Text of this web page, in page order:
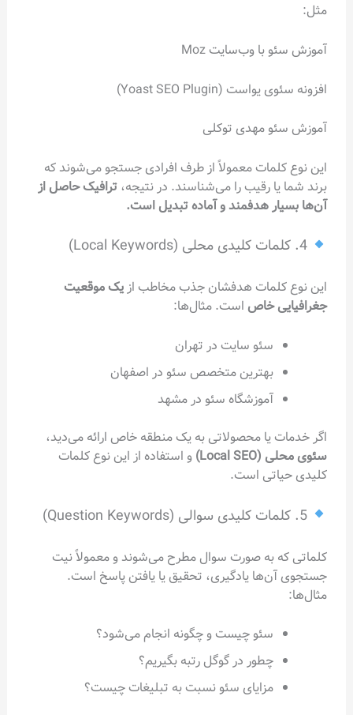
مثل:
آموزش سئو با وب‌سایت Moz
افزونه سئوی یواست (Yoast SEO Plugin)
آموزش سئو مهدی توکلی
این نوع کلمات معمولاً از طرف افرادی جستجو می‌شوند که
برند شما یا رقیب را می‌شناسند. در نتیجه، ترافیک حاصل از
آن‌ها بسیار هدفمند و آماده تبدیل است.
4. کلمات کلیدی محلی (Local Keywords)
این نوع کلمات هدفشان جذب مخاطب ازیک موقعیت
جغرافیایی خاص است. مثال‌ها:
سئو سایت در تهران
بهترین متخصص سئو در اصفهان
آموزشگاه سئو در مشهد
اگر خدمات یا محصولاتی به یک منطقه خاص ارائه می‌دید،
سئوی محلی (Local SEO)
و استفاده از این نوع کلمات
کلیدی حیاتی است.
5. کلمات کلیدی سوالی (Question Keywords)
کلماتی که به صورت سوال مطرح می‌شوند و معمولاً نیت
جستجوی آن‌ها یادگیری، تحقیق یا یافتن پاسخ است.
مثال‌ها:
سئو چیست و چگونه انجام می‌شود؟
چطور در گوگل رتبه بگیریم؟
مزایای سئو نسبت به تبلیغات چیست؟